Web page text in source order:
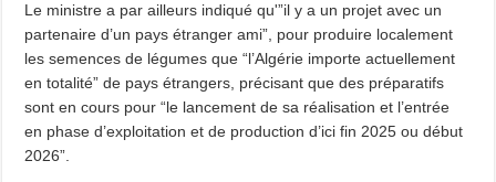
Le ministre a par ailleurs indiqué qu'”il y a un projet avec un
partenaire d’un pays étranger ami”, pour produire localement
les semences de légumes que “l’Algérie importe actuellement
en totalité” de pays étrangers, précisant que des préparatifs
sont en cours pour “le lancement de sa réalisation et l’entrée
en phase d’exploitation et de production d’ici fin 2025 ou début
2026”.